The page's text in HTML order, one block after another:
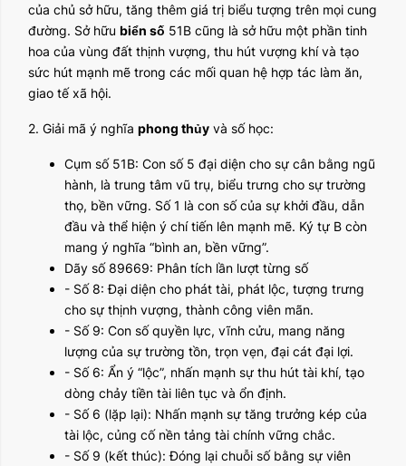
của chủ sở hữu, tăng thêm giá trị biểu tượng trên mọi cung
đường. Sở hữu biển số 51B cũng là sở hữu một phần tinh
hoa của vùng đất thịnh vượng, thu hút vượng khí và tạo
sức hút mạnh mẽ trong các mối quan hệ hợp tác làm ăn,
giao tế xã hội.
2. Giải mã ý nghĩa phong thủy và số học:
Cụm số 51B: Con số 5 đại diện cho sự cân bằng ngũ
hành, là trung tâm vũ trụ, biểu trưng cho sự trường
thọ, bền vững. Số 1 là con số của sự khởi đầu, dẫn
đầu và thể hiện ý chí tiến lên mạnh mẽ. Ký tự B còn
mang ý nghĩa “bình an, bền vững”.
Dãy số 89669: Phân tích lần lượt từng số
- Số 8: Đại diện cho phát tài, phát lộc, tượng trưng
cho sự thịnh vượng, thành công viên mãn.
- Số 9: Con số quyền lực, vĩnh cửu, mang năng
lượng của sự trường tồn, trọn vẹn, đại cát đại lợi.
- Số 6: Ẩn ý “lộc”, nhấn mạnh sự thu hút tài khí, tạo
dòng chảy tiền tài liên tục và ổn định.
- Số 6 (lặp lại): Nhấn mạnh sự tăng trưởng kép của
tài lộc, củng cố nền tảng tài chính vững chắc.
- Số 9 (kết thúc): Đóng lại chuỗi số bằng sự viên